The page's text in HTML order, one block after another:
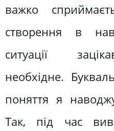
важко
створення в
ситуації
необхідне.
поняття я
Так, під час